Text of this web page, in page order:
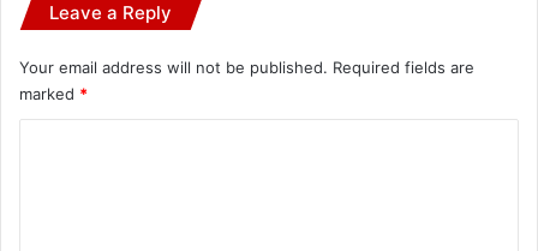
Leave a Reply
Your email address will not be published. Required fields are
marked *